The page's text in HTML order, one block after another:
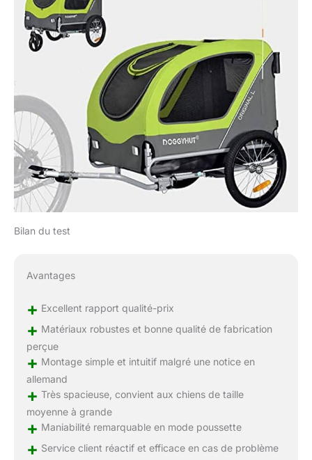
Bilan du test
Avantages
+ Excellent rapport qualité-prix
+ Matériaux robustes et bonne qualité de fabrication
perçue
+ Montage simple et intuitif malgré une notice en
allemand
+ Très spacieuse, convient aux chiens de taille
moyenne à grande
+ Maniabilité remarquable en mode poussette
+ Service client réactif et efficace en cas de problème